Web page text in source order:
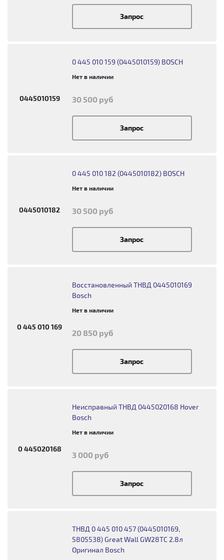
Запрос
0445010159
0 445 010 159 (0445010159) BOSCH
Нет в наличии
30 500 руб
Запрос
0445010182
0 445 010 182 (0445010182) BOSCH
Нет в наличии
30 500 руб
Запрос
0 445 010 169
Восстановленный ТНВД 0445010169
Bosch
Нет в наличии
20 850 руб
Запрос
0 445020168
Неисправный ТНВД 0445020168 Hover
Bosch
Нет в наличии
3 000 руб
Запрос
ТНВД 0 445 010 457 (0445010169,
5805538) Great Wall GW28TC 2.8л
Оригинал Bosch